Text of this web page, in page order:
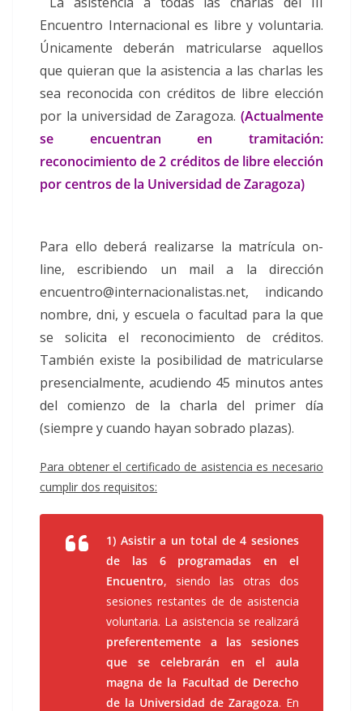
Encuentro Internacional es libre y voluntaria.
Únicamente deberán matricularse aquellos
que quieran que la asistencia a las charlas les
sea reconocida con créditos de libre elección
por la universidad de Zaragoza. (Actualmente
se encuentran en tramitación:
reconocimiento de 2 créditos de libre elección
por centros de la Universidad de Zaragoza)
Para ello deberá realizarse la matrícula on-
line, escribiendo un mail a la dirección
encuentro@internacionalistas.net, indicando
nombre, dni, y escuela o facultad para la que
se solicita el reconocimiento de créditos.
También existe la posibilidad de matricularse
presencialmente, acudiendo 45 minutos antes
del comienzo de la charla del primer día
(siempre y cuando hayan sobrado plazas).
Para obtener el certificado de asistencia es necesario
cumplir dos requisitos:
1) Asistir a un total de 4 sesiones
de las 6 programadas en el
Encuentro, siendo las otras dos
sesiones restantes de de asistencia
voluntaria. La asistencia se realizará
preferentemente a las sesiones
que se celebrarán en el aula
magna de la Facultad de Derecho
de la Universidad de Zaragoza. En